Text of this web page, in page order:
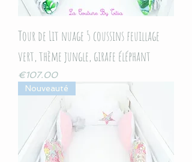
Tour de Lit nuage 5 coussins feuillage
vert, thème jungle, girafe éléphant
Price
€107.00
Nouveauté